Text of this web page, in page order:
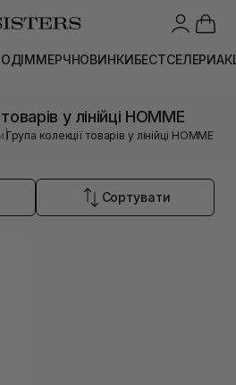
ДІММЕРЧНОВИНКИБЕСТСЕЛЕРИ
у лінійці HOMME
|Група колекції товарів у лінійці HOMME
Сортувати